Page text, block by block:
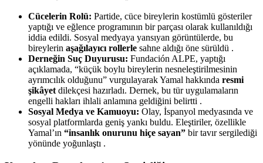
Cücelerin Rolü: Partide, cüce bireylerin kostümlü gösteriler
yaptığı ve eğlence programının bir parçası olarak kullanıldığı
iddia edildi. Sosyal medyaya yansıyan görüntülerde, bu
bireylerin aşağılayıcı rollerle sahne aldığı öne sürüldü .
Derneğin Suç Duyurusu: Fundación ALPE, yaptığı
açıklamada, “küçük boylu bireylerin nesneleştirilmesinin
ayrımcılık olduğunu” vurgulayarak Yamal hakkında resmi
şikâyet dilekçesi hazırladı. Dernek, bu tür uygulamaların
engelli hakları ihlali anlamına geldiğini belirtti .
Sosyal Medya ve Kamuoyu: Olay, İspanyol medyasında ve
sosyal platformlarda geniş yankı buldu. Eleştiriler, özellikle
Yamal’ın “insanlık onurunu hiçe sayan” bir tavır sergilediği
yönünde yoğunlaştı .